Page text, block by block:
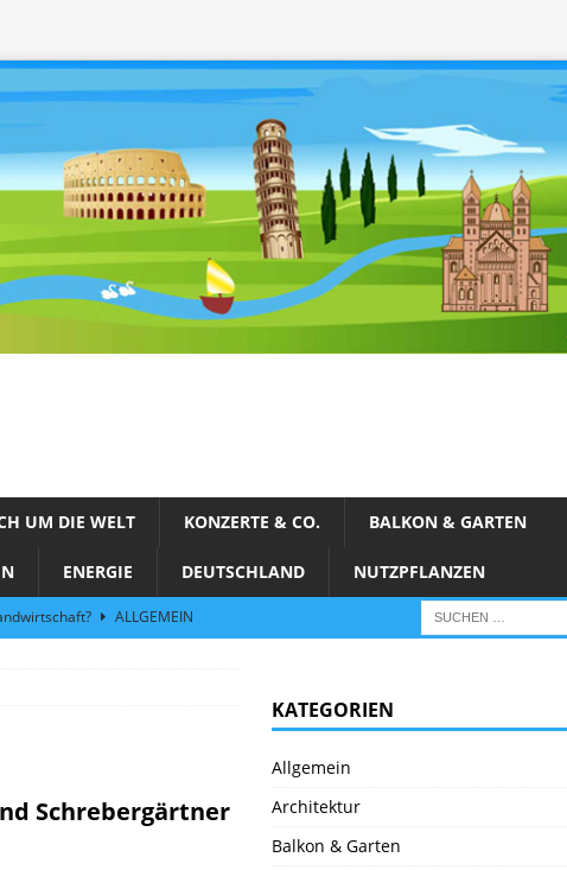
UM DIE WELT KONZERTE & CO. BALKON & GARTEN
ENERGIE DEUTSCHLAND NUTZPFLANZEN
ALLGEMEIN
Türkei
29.9. – Sa 30.9.23) in
Schrebergärtner
KATEGORIEN
Allgemein
Architektur
Balkon & Garten